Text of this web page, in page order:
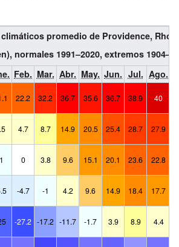
promedio de Providence,
normales 1991–2020, extremos
Feb. Mar. Abr. May. Jun. Jul. Ago.
22.2 32.2 36.7 35.6 36.7 38.9 40
4.7 8.7 14.9 20.5 25.4 28.7 27.9
0 3.8 9.6 15.1 20.1 23.6 22.8
-4.7 -1 4.2 9.6 14.9 18.4 17.7
-27.2 -17.2 -11.7 -1.7 3.9 8.9 4.4